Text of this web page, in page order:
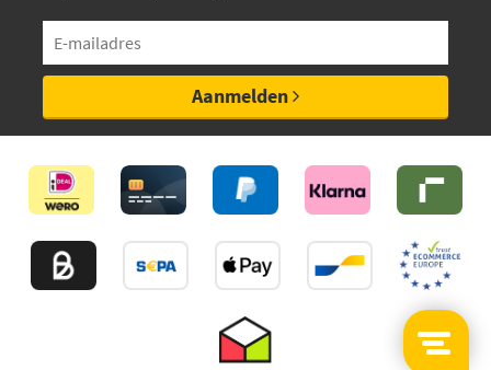
Aanmelden